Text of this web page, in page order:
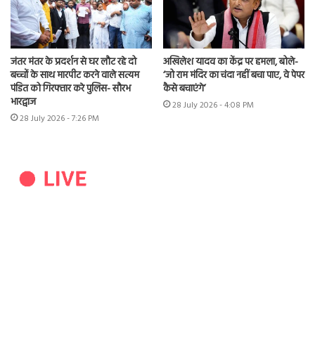
जंतर मंतर के प्रदर्शन से घर लौट रहे दो
बच्चों के साथ मारपीट करने वाले सत्यम
पंडित को गिरफ्तार करे पुलिस- सौरभ
भारद्वाज
28 July 2026 - 7:26 PM
अखिलेश यादव का केंद्र पर हमला, बोले-
‘जो राम मंदिर का चंदा नहीं बचा पाए, वे पेपर
कैसे बचाएंगे’
28 July 2026 - 4:08 PM